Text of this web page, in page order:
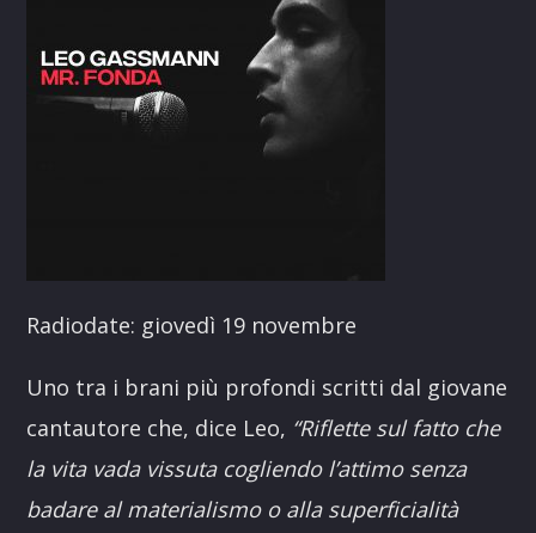
Radiodate: giovedì 19 novembre
Uno tra i brani più profondi scritti dal giovane
cantautore che, dice Leo, “Riflette sul fatto che
la vita vada vissuta cogliendo l’attimo senza
badare al materialismo o alla superficialità